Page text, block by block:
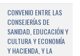
CONVENIO ENTRE LAS
CONSEJERÍAS DE
SANIDAD, EDUCACIÓN Y
CULTURA Y ECONOMÍA
Y HACIENDA, Y LA